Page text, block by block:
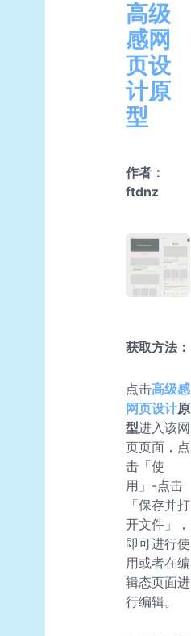
高级
感网
页设
计原
型
作者：
ftdnz
获取方法：
点击高级感
网页设计原
型进入该网
页页面，点
击「使
用」-点击
「保存并打
开文件」，
即可进行使
用或者在编
辑态页面进
行编辑。